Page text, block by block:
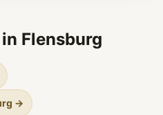
Flensburg
→